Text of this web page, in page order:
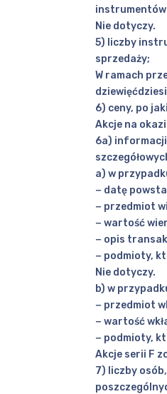
instrumentów
Nie dotyczy.
5) liczby
sprzedaży;
W ramach
6) ceny, po
Akcje na
6a) informacji
a) w
− datę
− przedmiot
− wartość
− opis
− podmioty,
Nie dotyczy.
b) w
− przedmiot
− wartość
− podmioty,
Akcje serii F
7) liczby